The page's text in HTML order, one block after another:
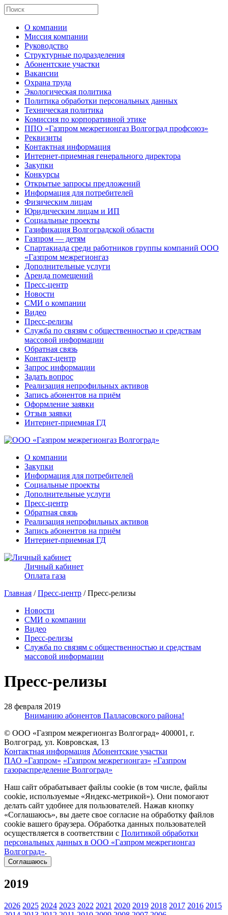
О компании
Миссия компании
Руководство
Структурные подразделения
Абонентские участки
Вакансии
Охрана труда
Экологическая политика
Политика обработки персональных данных
Техническая политика
Комиссия по корпоративной этике
ППО «Газпром межрегионгаз Волгоград профсоюз»
Реквизиты
Контактная информация
Интернет-приемная генерального директора
Закупки
Конкурсы
Открытые запросы предложений
Информация для потребителей
Физическим лицам
Юридическим лицам и ИП
Социальные проекты
Газификация Волгоградской области
Газпром — детям
Спартакиада среди работников группы компаний ООО
«Газпром межрегионгаз
Дополнительные услуги
Аренда помещений
Пресс-центр
Новости
СМИ о компании
Видео
Пресс-релизы
Служба по связям с общественностью и средствам
массовой информации
Обратная связь
Контакт-центр
Запрос информации
Задать вопрос
Реализация непрофильных активов
Запись абонентов на приём
Оформление заявки
Отзыв заявки
Интернет-приемная ГД
О компании
Закупки
Информация для потребителей
Социальные проекты
Дополнительные услуги
Пресс-центр
Обратная связь
Реализация непрофильных активов
Запись абонентов на приём
Интернет-приемная ГД
Личный кабинет
Оплата газа
Главная /Пресс-центр / Пресс-релизы
Новости
СМИ о компании
Видео
Пресс-релизы
Служба по связям с общественностью и средствам
массовой информации
Пресс-релизы
28 февраля 2019
Вниманию абонентов Палласовского района!
© ООО «Газпром межрегионгаз Волгоград» 400001, г.
Волгоград, ул. Ковровская, 13
Контактная информация Абонентские участки
ПАО «Газпром» «Газпром межрегионгаз» «Газпром
газораспределение Волгоград»
Наш сайт обрабатывает файлы cookie (в том числе, файлы
cookie, используемые «Яндекс-метрикой»). Они помогают
делать сайт удобнее для пользователей. Нажав кнопку
«Соглашаюсь», вы даете свое согласие на обработку файлов
cookie вашего браузера. Обработка данных пользователей
осуществляется в соответствии с Политикой обработки
персональных данных в ООО «Газпром межрегионгаз
Волгоград».
Соглашаюсь
2019
2026 2025 2024 2023 2022 2021 2020 2019 2018 2017 2016 2015